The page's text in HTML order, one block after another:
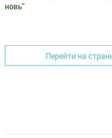
новь"
Перейти на